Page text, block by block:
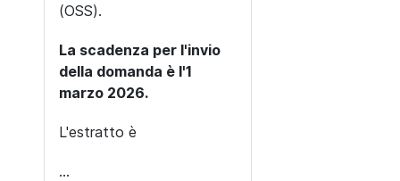
(OSS).
La scadenza per l'invio
della domanda è l'1
marzo 2026.
L'estratto è
...